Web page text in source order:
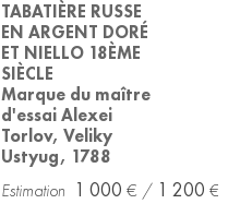
TABATIÈRE RUSSE
EN ARGENT DORÉ
ET NIELLO 18ÈME
SIÈCLE
Marque du maître
d'essai Alexei
Torlov, Veliky
Ustyug, 1788
1 000 1 200